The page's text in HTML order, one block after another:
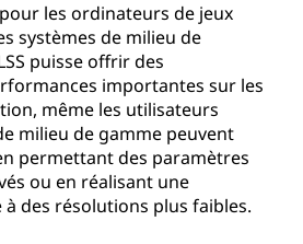
les ordinateurs de jeux
systèmes de milieu de
puisse offrir des
importantes sur les
même les utilisateurs
milieu de gamme peuvent
permettant des paramètres
ou en réalisant une
des résolutions plus faibles.